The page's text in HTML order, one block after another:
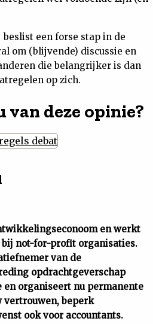
een forse stap in de
om (blijvende) discussie en
die belangrijker is dan
op zich.
deze opinie?
debat
en werkt
not-for-profit organisaties.
van de
opdrachtgeverschap
en organiseert nu permanente
vertrouwen, beperk
ook voor accountants.